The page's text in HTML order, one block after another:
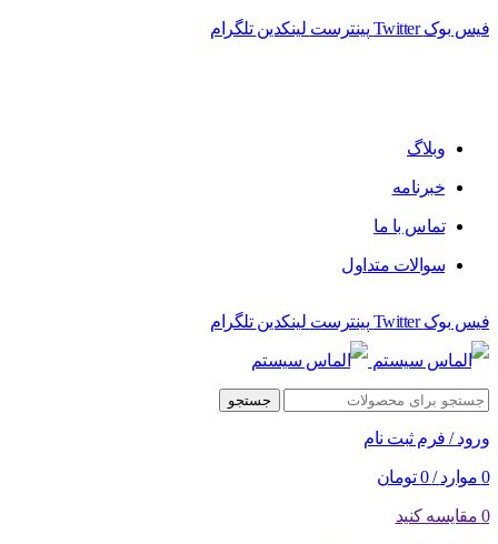
فیس بوک Twitter پینترست لینکدین تلگرام
وبلاگ
خبرنامه
تماس با ما
سوالات متداول
فیس بوک Twitter پینترست لینکدین تلگرام
جستجو
ورود / فرم ثبت نام
0 موارد /
0 تومان
0 مقایسه کنید